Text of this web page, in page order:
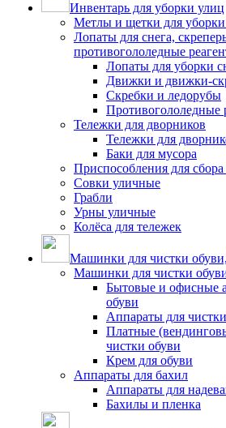
Инвентарь для уборки улиц
Метлы и щетки для
Лопаты для снега,
противогололедные
Лопаты для уборки
Движки и движки-
Скребки и ледорубы
Противогололедные
Тележки для дворников
Тележки для
Баки для мусора
Приспособления для сбора
Совки уличные
Грабли
Урны уличные
Колёса для тележек
Машинки для чистки
Машинки для чистки
Бытовые и офисные
обуви
Аппараты для
Платные
чистки обуви
Крем для обуви
Аппараты для бахил
Аппараты для
Бахилы и пленка